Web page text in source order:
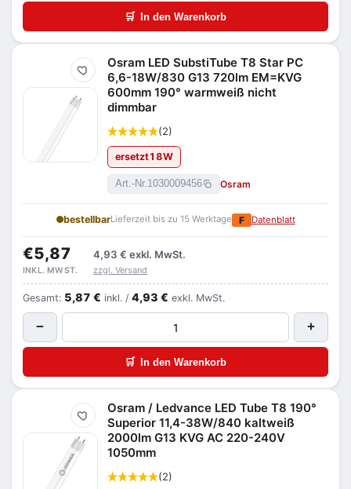
🛒 In den Warenkorb
Merken
Osram LED SubstiTube T8 Star PC
6,6-18W/830 G13 720lm EM=KVG
600mm 190° warmweiß nicht
dimmbar
(2)
ersetzt18W
Art.-Nr.1030009456 Osram
bestellbarLieferzeit bis zu 15 Werktage F Datenblatt
€5,87 4,93 € exkl. MwSt.
INKL. MWST. zzgl. Versand
Gesamt: 5,87 € inkl. / 4,93 € exkl. MwSt.
− +
🛒 In den Warenkorb
Merken
Osram / Ledvance LED Tube T8 190°
Superior 11,4-38W/840 kaltweiß
2000lm G13 KVG AC 220-240V
1050mm
(2)